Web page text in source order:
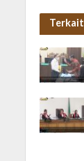
Terkait